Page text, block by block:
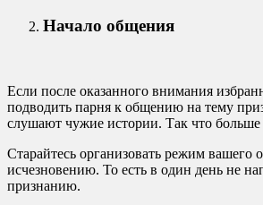
Начало общения
Если после оказанного внимания
подводить парня к общению на тему
слушают чужие истории. Так что больше
Старайтесь организовать режим
исчезновению. То есть в один день не
признанию.